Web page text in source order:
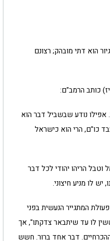
הוא דתי מובהק; רצונם
כותב הרמב"ם:
אפילו נודע שבשביל דבר הוא
כו"ם, הרי הוא כישראל
וטבל הריהו יהודי לכל דבר
יש לו מניע חיצוני.
המתגייר הנעשית בפני
לו עד שיתבאר צדקתו", אך
דבר אחד ברור. חשש